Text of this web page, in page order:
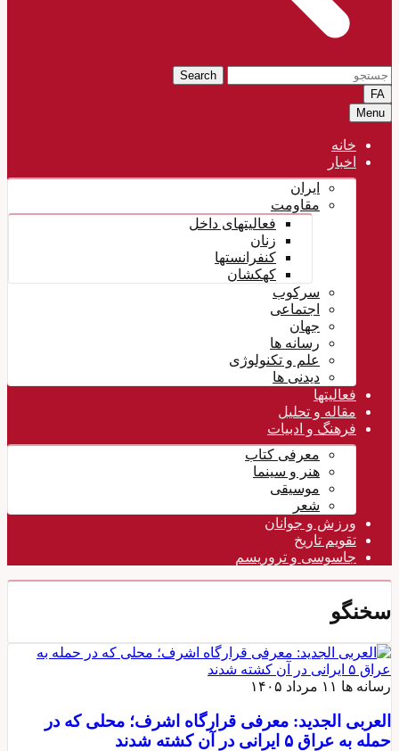
Search
FA
Menu
خانه
اخبار
ایران
مقاومت
فعالیتهای داخل
زنان
کنفرانستها
کهکشان
سرکوب
اجتماعی
جهان
رسانه ها
علم و تکنولوژی
دیدنی ها
فعالیتها
مقاله و تحلیل
فرهنگ و ادبیات
معرفی کتاب
هنر و سینما
موسیقی
شعر
ورزش و جوانان
تقویم تاريخ
جاسوسی و تروریسم
سخنگو
رسانه ها ۱۱ مرداد ۱۴۰۵
العربی الجدید: معرفی قرارگاه اشرف؛ محلی که در
حمله به عراق ۵ ایرانی در آن کشته شدند